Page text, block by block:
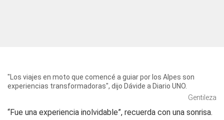
"Los viajes en moto que comencé a guiar por los Alpes son
experiencias transformadoras", dijo Dávide a Diario UNO.
Gentileza
“Fue una experiencia inolvidable”, recuerda con una sonrisa.